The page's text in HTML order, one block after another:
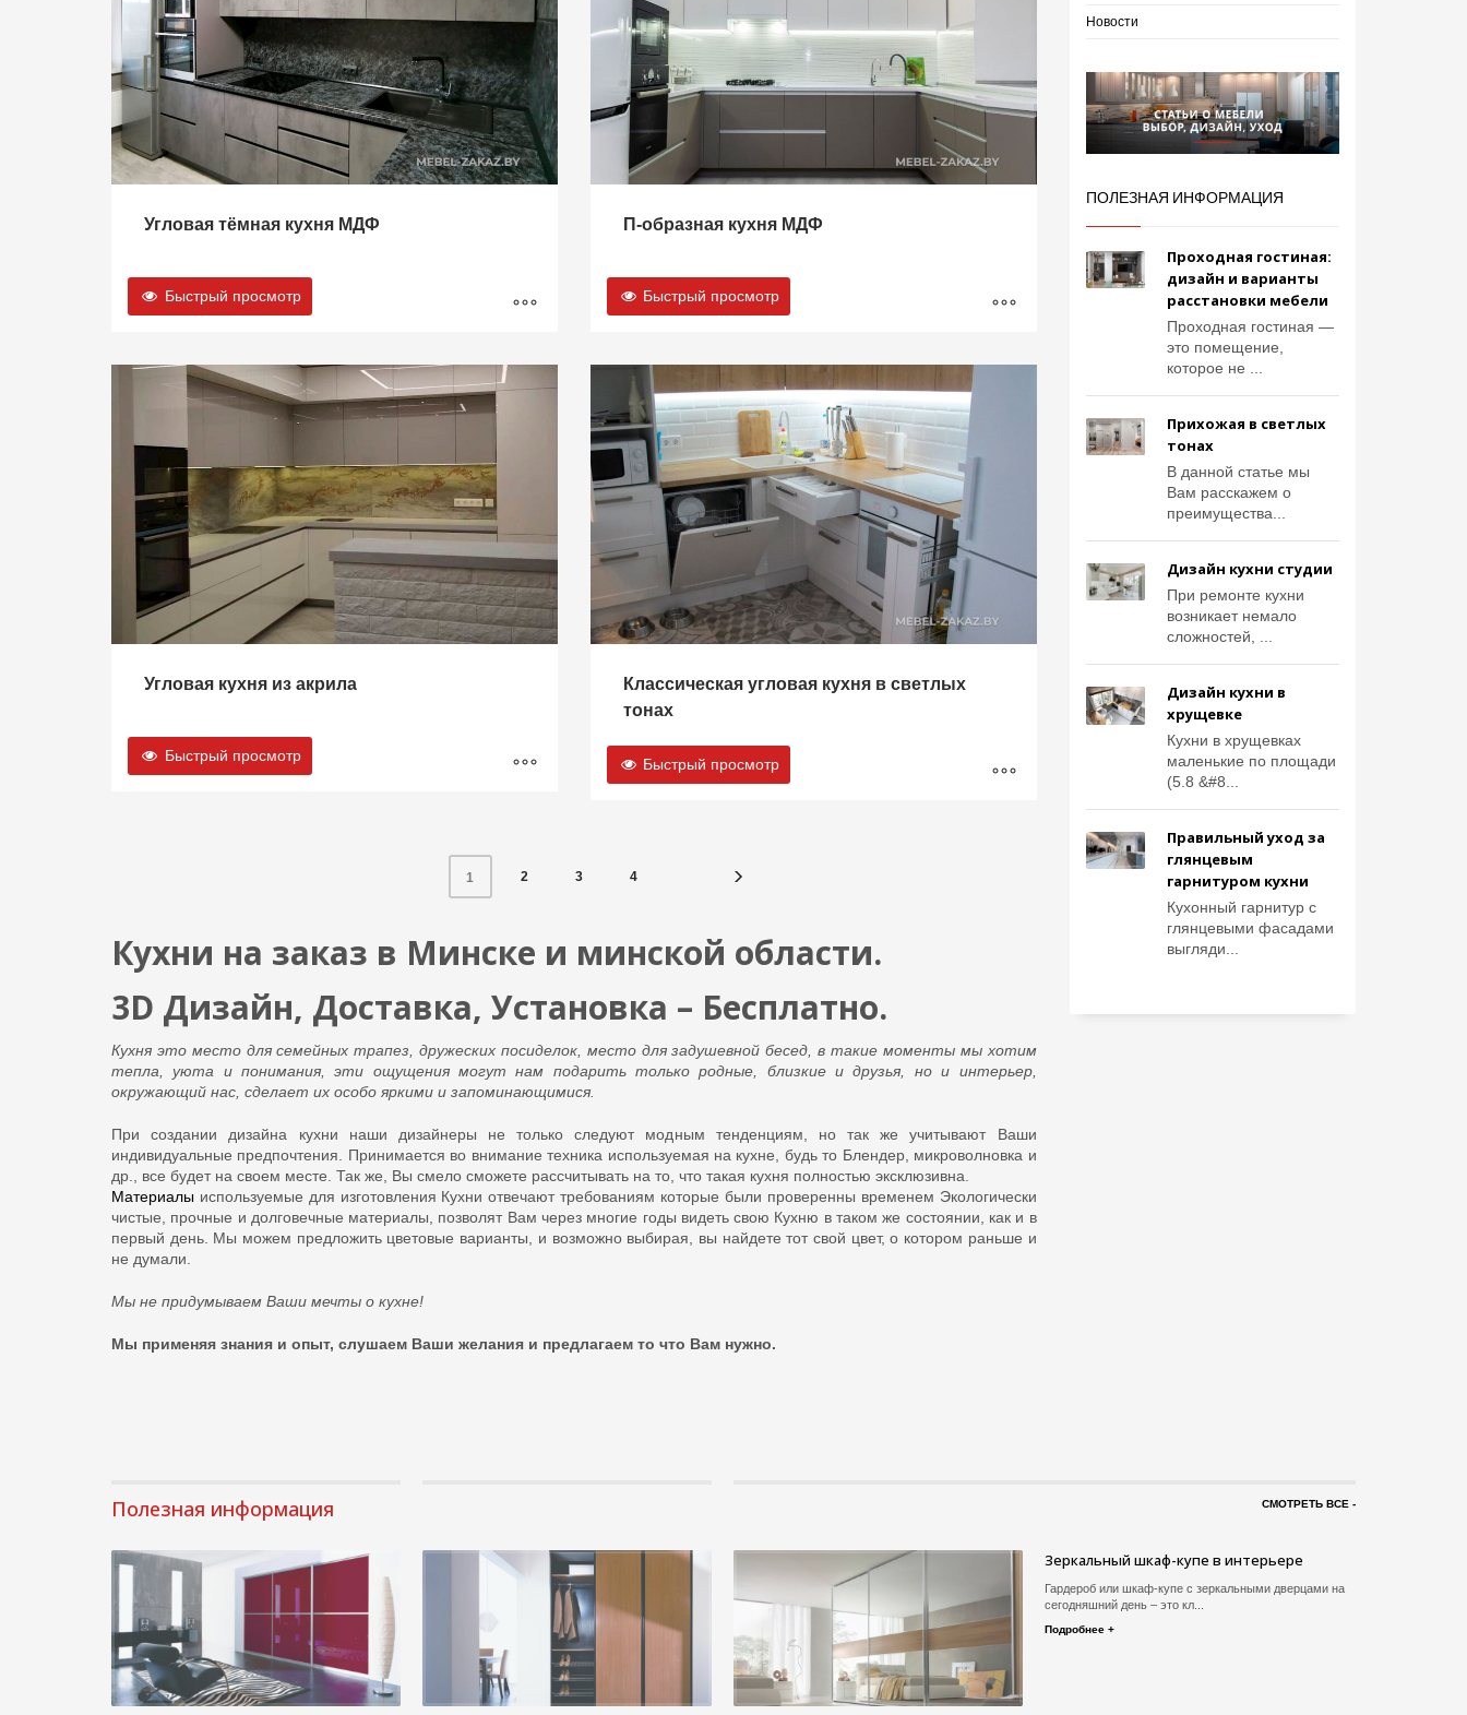
Угловая тёмная кухня МДФ
Быстрый просмотр
П-образная кухня МДФ
Быстрый просмотр
Угловая кухня из акрила
Быстрый просмотр
Классическая угловая кухня в светлых
тонах
Быстрый просмотр
1 2 3 4
Кухни на заказ в Минске и минской области.
3D Дизайн, Доставка, Установка – Бесплатно.
Кухня это место для семейных трапез, дружеских посиделок, место для задушевной бесед, в такие моменты мы хотим
тепла, уюта и понимания, эти ощущения могут нам подарить только родные, близкие и друзья, но и интерьер,
окружающий нас, сделает их особо яркими и запоминающимися.
При создании дизайна кухни наши дизайнеры не только следуют модным тенденциям, но так же учитывают Ваши
индивидуальные предпочтения. Принимается во внимание техника используемая на кухне, будь то Блендер, микроволновка и
др., все будет на своем месте. Так же, Вы смело сможете рассчитывать на то, что такая кухня полностью эксклюзивна.
Материалы используемые для изготовления Кухни отвечают требованиям которые были проверенны временем Экологически
чистые, прочные и долговечные материалы, позволят Вам через многие годы видеть свою Кухню в таком же состоянии, как и в
первый день. Мы можем предложить цветовые варианты, и возможно выбирая, вы найдете тот свой цвет, о котором раньше и
не думали.
Мы не придумываем Ваши мечты о кухне!
Мы применяя знания и опыт, слушаем Ваши желания и предлагаем то что Вам нужно.
Новости
ПОЛЕЗНАЯ ИНФОРМАЦИЯ
Проходная гостиная:
дизайн и варианты
расстановки мебели
Проходная гостиная —
это помещение,
которое не ...
Прихожая в светлых
тонах
В данной статье мы
Вам расскажем о
преимущества...
Дизайн кухни студии
При ремонте кухни
возникает немало
сложностей, ...
Дизайн кухни в
хрущевке
Кухни в хрущевках
маленькие по площади
(5.8 &#8...
Правильный уход за
глянцевым
гарнитуром кухни
Кухонный гарнитур с
глянцевыми фасадами
выгляди...
Полезная информация СМОТРЕТЬ ВСЕ -
Выбираем встроенный шкаф-купе
Шкафы-купе пользуются большим спросом у всех, без
исключения, в квартирах, домах...
Подробнее +
Наполнение шкаф-купе
Сегодня шкаф-купе – это фактически необходимость.
Он удобен и многофункциональны...
Зеркальный шкаф-купе в интерьере
Гардероб или шкаф-купе с зеркальными дверцами на
сегодняшний день – это кл...
Подробнее +